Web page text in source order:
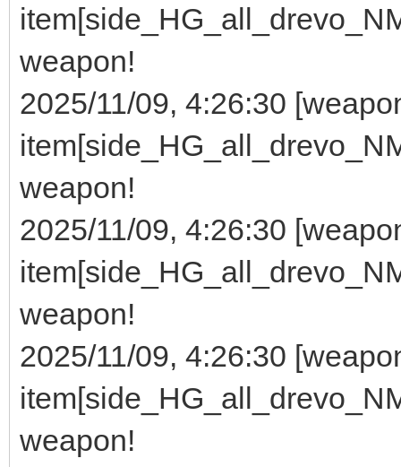
weapon!
2025/11/09, 4:26:30
weapon!
2025/11/09, 4:26:30
weapon!
2025/11/09, 4:26:30
weapon!